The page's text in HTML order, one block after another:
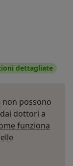
dettagliate
non possono
dottori a
funziona